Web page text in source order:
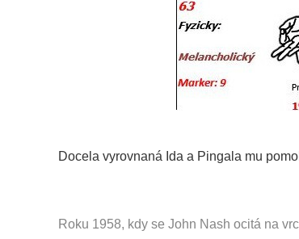
Docela vyrovnaná Ida a Pingala mu
Roku 1958, kdy se John Nash ocitá na